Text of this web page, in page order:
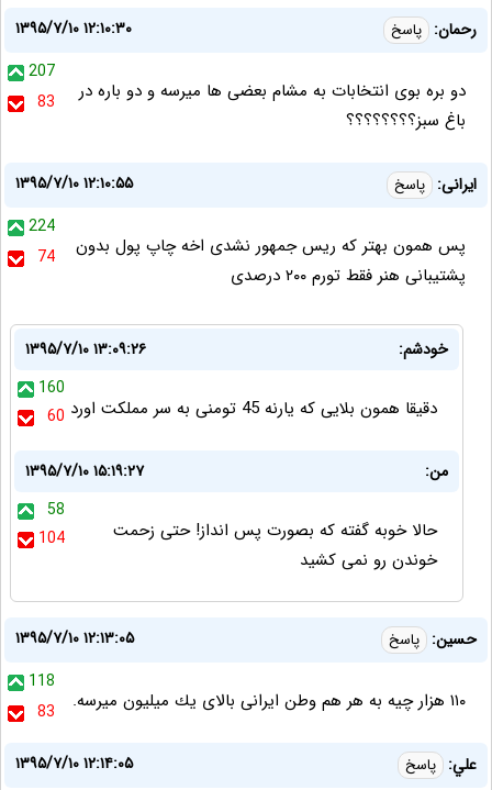
رحمان: پاسخ
۱۳۹۵/۷/۱۰ ۱۲:۱۰:۳۰
207
83
دو بره بوی انتخابات به مشام بعضی ها میرسه و دو باره در
باغ سبز؟؟؟؟؟؟؟؟
ایرانی: پاسخ
۱۳۹۵/۷/۱۰ ۱۲:۱۰:۵۵
224
74
پس همون بهتر که ریس جمهور نشدی اخه چاپ پول بدون
پشتیبانی هنر فقط تورم ۲۰۰ درصدی
خودشم:
۱۳۹۵/۷/۱۰ ۱۳:۰۹:۲۶
160
60
دقیقا همون بلایی که یارنه 45 تومنی به سر مملکت اورد
من:
۱۳۹۵/۷/۱۰ ۱۵:۱۹:۲۷
58
104
حالا خوبه گفته که بصورت پس انداز! حتی زحمت
خوندن رو نمی کشید
حسين: پاسخ
۱۳۹۵/۷/۱۰ ۱۲:۱۳:۰۵
118
83
١١٠ هزار چيه به هر هم وطن ايرانى بالاى يك ميليون ميرسه.
علي: پاسخ
۱۳۹۵/۷/۱۰ ۱۲:۱۴:۰۵